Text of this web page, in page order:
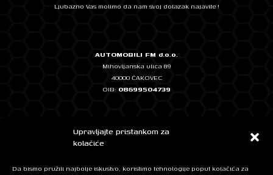
Upravljajte pristankom za
kolačiće
Da bismo pružili najbolje iskustvo, koristimo tehnologije poput kolačića za
Ljubazno Vas molimo da nam svoj dolazak najavite !
AUTOMOBILI FM d.o.o.
Mihovljanska ulica 89
40000 ČAKOVEC
OIB: 08699504739
Temeljni kapital: 2.500,00 EUR, uplaćen u cijelosti
IBAN: HR0724020061101348572 - ERSTE & STEIERMÄRKISCHE BANK